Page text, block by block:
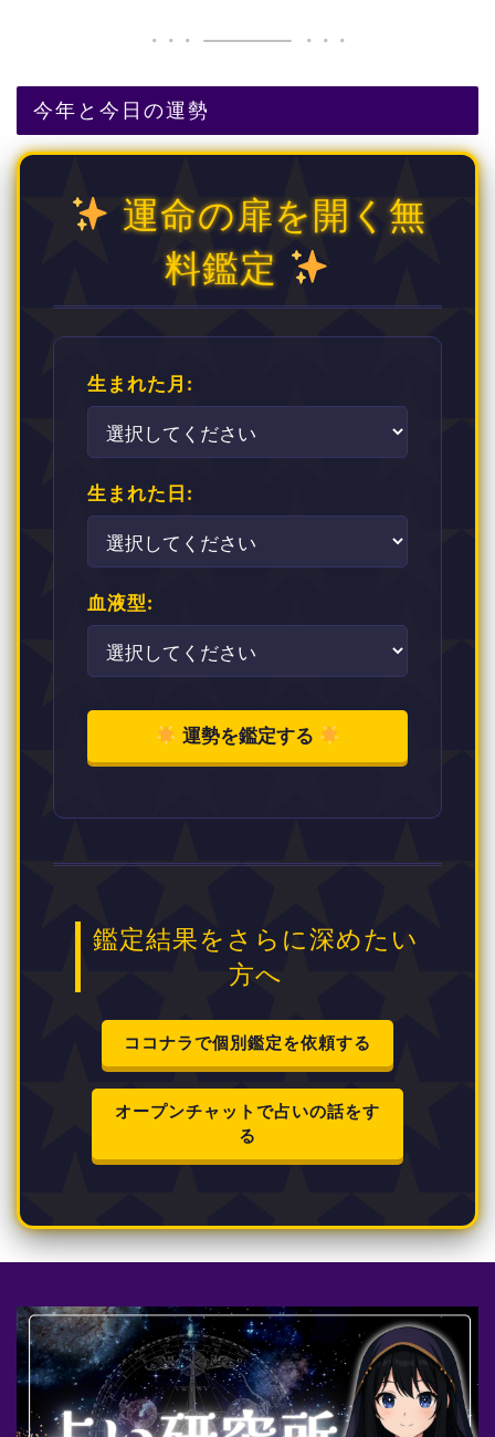
今年と今日の運勢
運命の扉を開く無
料鑑定
生まれた月:
生まれた日:
血液型:
運勢を鑑定する
鑑定結果をさらに深めたい
方へ
ココナラで個別鑑定を依頼する
オープンチャットで占いの話をす
る